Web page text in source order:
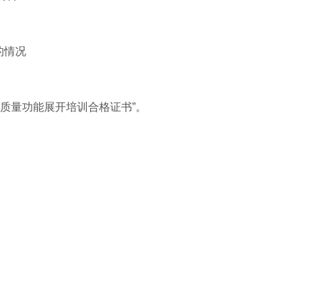
情况
量功能展开培训合格证书”。